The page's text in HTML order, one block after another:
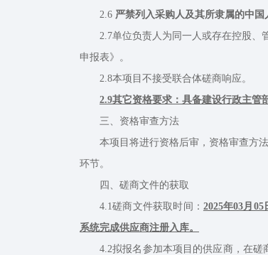
2.6 严禁列入采购人及其所隶属的中
2.7单位负责人为同一人或存在控股、管
申报表》。
2.8本项目不接受联合体磋商响应。
2.9其它资格要求：具备建设行政主管
三、资格审查方法
本项目将进行资格后审，资格审查方法
环节。
四、磋商文件的获取
4.1磋商文件获取时间： 2025年03月05
系统完成供应商注册入库。
4.2拟报名参加本项目的供应商，在磋